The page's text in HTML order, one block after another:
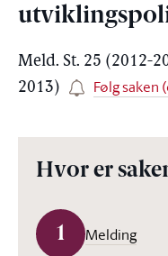
Meld. St. 25 (2012-
2013)
Følg saken
Hvor er
1 Melding